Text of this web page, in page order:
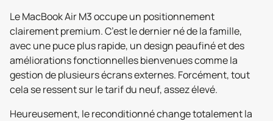
Le MacBook Air M3 occupe un positionnement
clairement premium. C’est le dernier né de la famille,
avec une puce plus rapide, un design peaufiné et des
améliorations fonctionnelles bienvenues comme la
gestion de plusieurs écrans externes. Forcément, tout
cela se ressent sur le tarif du neuf, assez élevé.
Heureusement, le reconditionné change totalement la